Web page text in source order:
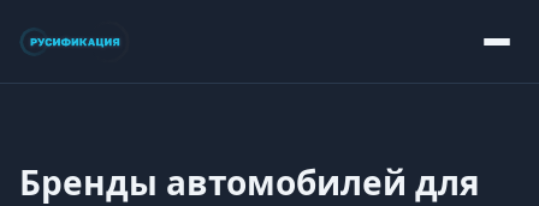
Бренды автомобилей для